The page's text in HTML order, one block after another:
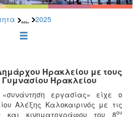
... 2025
Ηρακλείου με τους
Γυμνασίου Ηρακλείου
εργασίας» είχε ο
Αλέξης Καλοκαιρινός με τις
και κινηματογράφου του 8ου